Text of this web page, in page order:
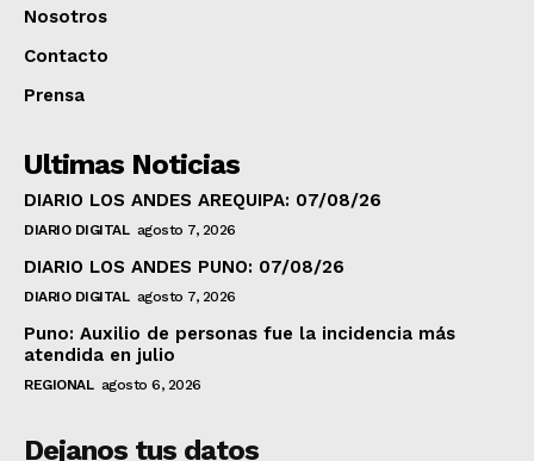
Nosotros
Contacto
Prensa
Ultimas Noticias
DIARIO LOS ANDES AREQUIPA: 07/08/26
DIARIO DIGITAL agosto 7, 2026
DIARIO LOS ANDES PUNO: 07/08/26
DIARIO DIGITAL agosto 7, 2026
Puno: Auxilio de personas fue la incidencia más
atendida en julio
REGIONAL agosto 6, 2026
Dejanos tus datos